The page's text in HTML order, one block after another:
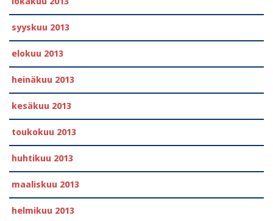
syyskuu 2013
elokuu 2013
heinäkuu 2013
kesäkuu 2013
toukokuu 2013
huhtikuu 2013
maaliskuu 2013
helmikuu 2013